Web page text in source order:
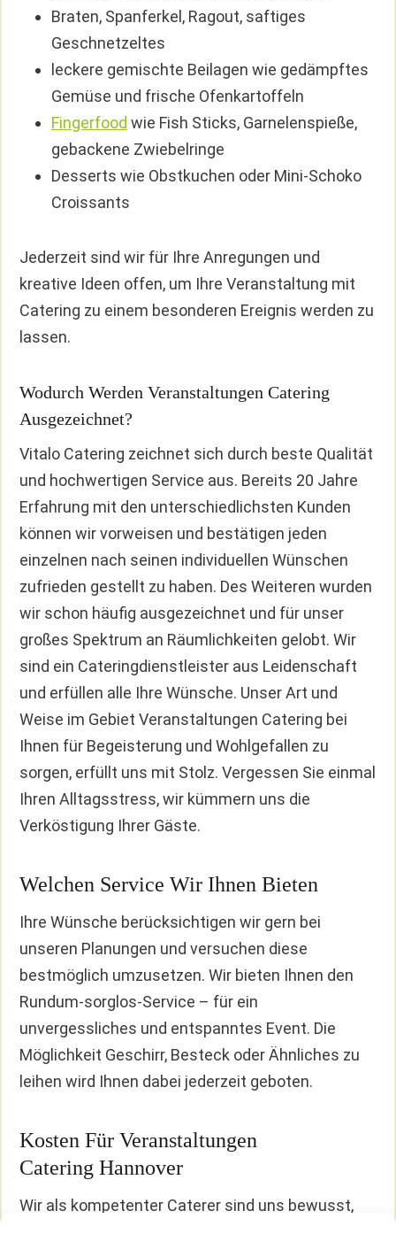
Braten, Spanferkel, Ragout, saftiges
Geschnetzeltes
leckere gemischte Beilagen wie gedämpftes
Gemüse und frische Ofenkartoffeln
Fingerfood wie Fish Sticks, Garnelenspieße,
gebackene Zwiebelringe
Desserts wie Obstkuchen oder Mini-Schoko
Croissants
Jederzeit sind wir für Ihre Anregungen und
kreative Ideen offen, um Ihre Veranstaltung mit
Catering zu einem besonderen Ereignis werden zu
lassen.
Wodurch Werden Veranstaltungen Catering
Ausgezeichnet?
Vitalo Catering zeichnet sich durch beste Qualität
und hochwertigen Service aus. Bereits 20 Jahre
Erfahrung mit den unterschiedlichsten Kunden
können wir vorweisen und bestätigen jeden
einzelnen nach seinen individuellen Wünschen
zufrieden gestellt zu haben. Des Weiteren wurden
wir schon häufig ausgezeichnet und für unser
großes Spektrum an Räumlichkeiten gelobt. Wir
sind ein Cateringdienstleister aus Leidenschaft
und erfüllen alle Ihre Wünsche. Unser Art und
Weise im Gebiet Veranstaltungen Catering bei
Ihnen für Begeisterung und Wohlgefallen zu
sorgen, erfüllt uns mit Stolz. Vergessen Sie einmal
Ihren Alltagsstress, wir kümmern uns die
Verköstigung Ihrer Gäste.
Welchen Service Wir Ihnen Bieten
Ihre Wünsche berücksichtigen wir gern bei
unseren Planungen und versuchen diese
bestmöglich umzusetzen. Wir bieten Ihnen den
Rundum-sorglos-Service – für ein
unvergessliches und entspanntes Event. Die
Möglichkeit Geschirr, Besteck oder Ähnliches zu
leihen wird Ihnen dabei jederzeit geboten.
Kosten Für Veranstaltungen
Catering Hannover
Wir als kompetenter Caterer sind uns bewusst,